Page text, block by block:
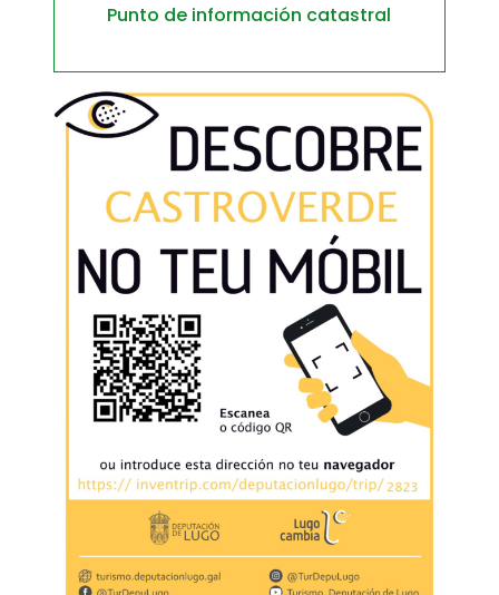
Punto de información catastral